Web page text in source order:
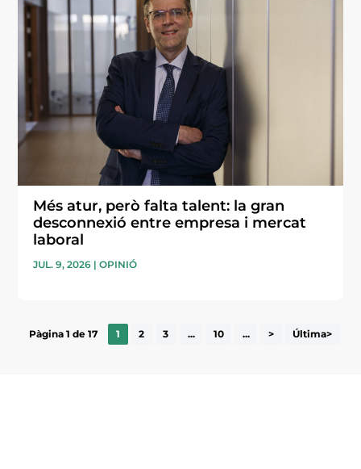
Més atur, però falta talent: la gran
desconnexió entre empresa i mercat
laboral
JUL. 9, 2026 |OPINIÓ
Pàgina 1 de 17 1 2 3 ... 10 ... > Última>